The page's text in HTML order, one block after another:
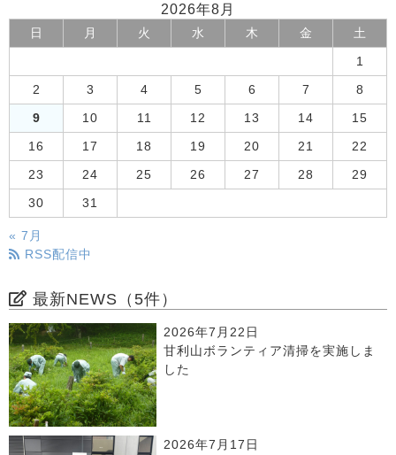
2026年8月
日 月 火 水 木 金 土
1
2 3 4 5 6 7 8
9 10 11 12 13 14 15
16 17 18 19 20 21 22
23 24 25 26 27 28 29
30 31
« 7月
RSS配信中
最新NEWS（5件）
2026年7月22日
甘利山ボランティア清掃を実施しま
した
2026年7月17日